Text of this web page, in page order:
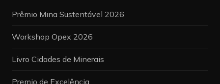
Prêmio Mina Sustentável 2026
Workshop Opex 2026
Livro Cidades de Minerais
Premio de Excelência